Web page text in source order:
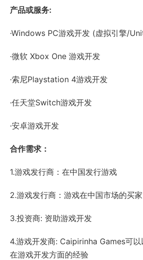
产品或服务:
·Windows PC游戏开发 (虚拟引擎/
·微软 Xbox One 游戏开发
·索尼Playstation 4游戏开发
·任天堂Switch游戏开发
·安卓游戏开发
合作需求：
1.游戏发行商：在中国发行游戏
2.游戏发行商：游戏在中国市场的买家
3.投资商: 资助游戏开发
4.游戏开发商: Caipirinha Games可
在游戏开发方面的经验